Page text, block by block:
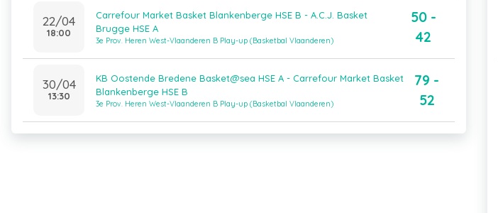
22/04
18:00
Carrefour Market Basket Blankenberge HSE B - A.C.J. Basket
Brugge HSE A
3e Prov. Heren West-Vlaanderen B Play-up (Basketbal Vlaanderen)
50 -
42
30/04
13:30
KB Oostende Bredene Basket@sea HSE A - Carrefour Market Basket
Blankenberge HSE B
3e Prov. Heren West-Vlaanderen B Play-up (Basketbal Vlaanderen)
79 -
52